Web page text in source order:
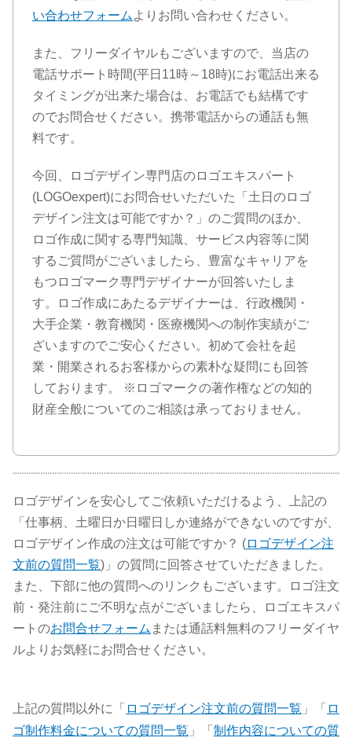
い合わせフォーム よりお問い合わせください。
また、フリーダイヤルもございますので、当店の
電話サポート時間(平日11時～18時)にお電話出来る
タイミングが出来た場合は、お電話でも結構です
のでお問合せください。携帯電話からの通話も無
料です。
今回、ロゴデザイン専門店のロゴエキスパート
(LOGOexpert)にお問合せいただいた「土日のロゴ
デザイン注文は可能ですか？」のご質問のほか、
ロゴ作成に関する専門知識、サービス内容等に関
するご質問がございましたら、豊富なキャリアを
もつロゴマーク専門デザイナーが回答いたしま
す。ロゴ作成にあたるデザイナーは、行政機関・
大手企業・教育機関・医療機関への制作実績がご
ざいますのでご安心ください。初めて会社を起
業・開業されるお客様からの素朴な疑問にも回答
しております。 ※ロゴマークの著作権などの知的
財産全般についてのご相談は承っておりません。
ロゴデザインを安心してご依頼いただけるよう、上記の
「仕事柄、土曜日か日曜日しか連絡ができないのですが、
ロゴデザイン作成の注文は可能ですか？ (ロゴデザイン注
文前の質問一覧)」の質問に回答させていただきました。
また、下部に他の質問へのリンクもございます。ロゴ注文
前・発注前にご不明な点がございましたら、ロゴエキスパ
ートのお問合せフォーム または通話料無料のフリーダイヤ
ルよりお気軽にお問合せください。
上記の質問以外に「 ロゴデザイン注文前の質問一覧 」「 ロ
ゴ制作料金についての質問一覧 」「 制作内容についての質